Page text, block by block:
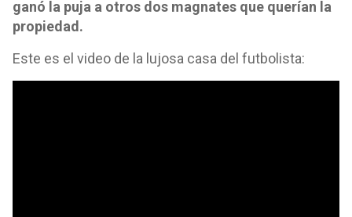
ganó la puja a otros dos magnates que querían la
propiedad.
Este es el video de la lujosa casa del futbolista: